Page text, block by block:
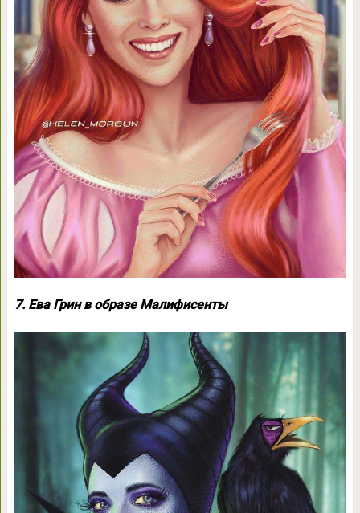
7. Ева Грин в образе Малифисенты